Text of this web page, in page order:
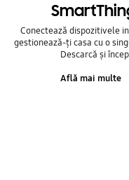
Conectează dispozitivele
gestionează-ți casa cu o
Descarcă și
Află mai multe